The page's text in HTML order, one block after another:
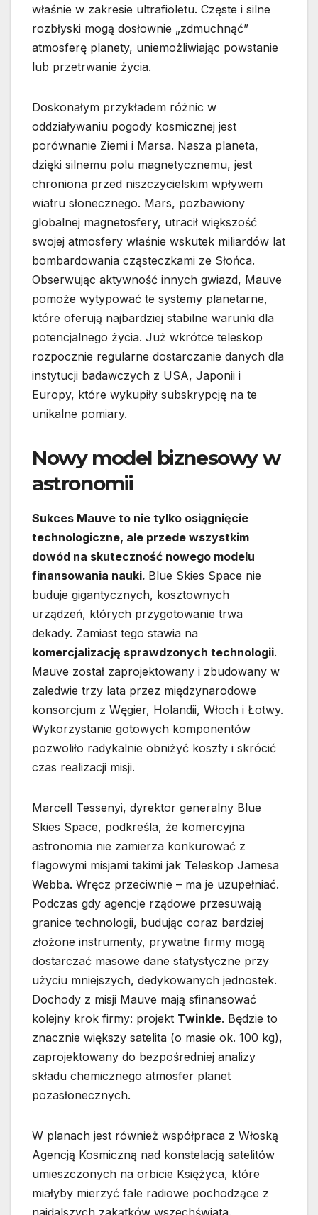
właśnie w zakresie ultrafioletu. Częste i silne
rozbłyski mogą dosłownie „zdmuchnąć”
atmosferę planety, uniemożliwiając powstanie
lub przetrwanie życia.
Doskonałym przykładem różnic w
oddziaływaniu pogody kosmicznej jest
porównanie Ziemi i Marsa. Nasza planeta,
dzięki silnemu polu magnetycznemu, jest
chroniona przed niszczycielskim wpływem
wiatru słonecznego. Mars, pozbawiony
globalnej magnetosfery, utracił większość
swojej atmosfery właśnie wskutek miliardów lat
bombardowania cząsteczkami ze Słońca.
Obserwując aktywność innych gwiazd, Mauve
pomoże wytypować te systemy planetarne,
które oferują najbardziej stabilne warunki dla
potencjalnego życia. Już wkrótce teleskop
rozpocznie regularne dostarczanie danych dla
instytucji badawczych z USA, Japonii i
Europy, które wykupiły subskrypcję na te
unikalne pomiary.
Nowy model biznesowy w
astronomii
Sukces Mauve to nie tylko osiągnięcie
technologiczne, ale przede wszystkim
dowód na skuteczność nowego modelu
finansowania nauki. Blue Skies Space nie
buduje gigantycznych, kosztownych
urządzeń, których przygotowanie trwa
dekady. Zamiast tego stawia na
komercjalizację sprawdzonych technologii.
Mauve został zaprojektowany i zbudowany w
zaledwie trzy lata przez międzynarodowe
konsorcjum z Węgier, Holandii, Włoch i Łotwy.
Wykorzystanie gotowych komponentów
pozwoliło radykalnie obniżyć koszty i skrócić
czas realizacji misji.
Marcell Tessenyi, dyrektor generalny Blue
Skies Space, podkreśla, że komercyjna
astronomia nie zamierza konkurować z
flagowymi misjami takimi jak Teleskop Jamesa
Webba. Wręcz przeciwnie – ma je uzupełniać.
Podczas gdy agencje rządowe przesuwają
granice technologii, budując coraz bardziej
złożone instrumenty, prywatne firmy mogą
dostarczać masowe dane statystyczne przy
użyciu mniejszych, dedykowanych jednostek.
Dochody z misji Mauve mają sfinansować
kolejny krok firmy: projekt Twinkle. Będzie to
znacznie większy satelita (o masie ok. 100 kg),
zaprojektowany do bezpośredniej analizy
składu chemicznego atmosfer planet
pozasłonecznych.
W planach jest również współpraca z Włoską
Agencją Kosmiczną nad konstelacją satelitów
umieszczonych na orbicie Księżyca, które
miałyby mierzyć fale radiowe pochodzące z